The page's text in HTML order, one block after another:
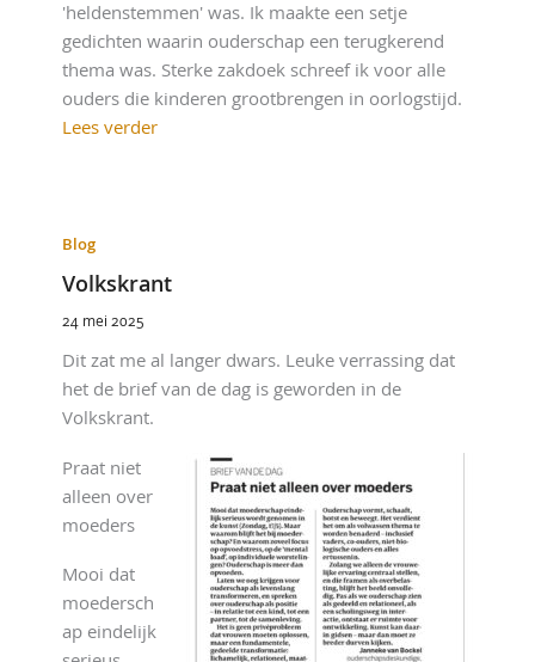
'heldenstemmen' was. Ik maakte een setje
gedichten waarin ouderschap een terugkerend
thema was. Sterke zakdoek schreef ik voor alle
ouders die kinderen grootbrengen in oorlogstijd.
Lees verder
Blog
Volkskrant
24 mei 2025
Dit zat me al langer dwars. Leuke verrassing dat
het de brief van de dag is geworden in de
Volkskrant.
Praat niet
alleen over
moeders
Mooi dat
moedersch
ap eindelijk